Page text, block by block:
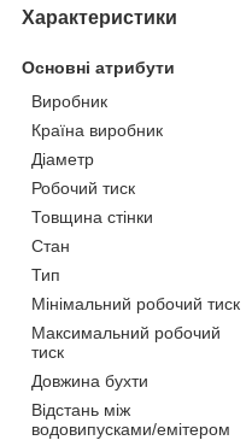
Характеристики
Основні атрибути
Виробник
Країна виробник
Діаметр
Робочий тиск
Товщина стінки
Стан
Тип
Мінімальний робочий тиск
Максимальний робочий
тиск
Довжина бухти
Відстань між
водовипусками/емітером